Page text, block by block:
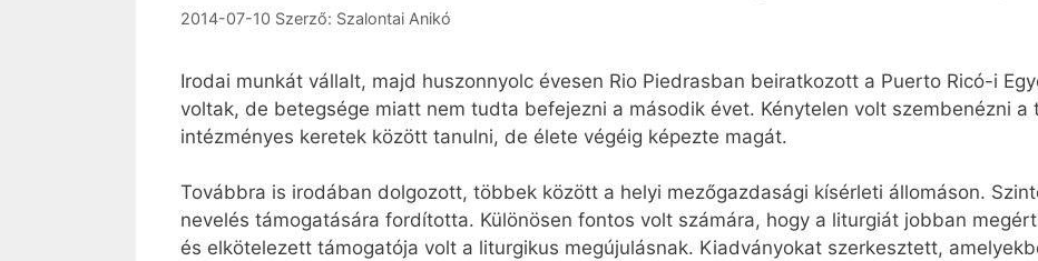
2014-07-10 Szerző: Szalontai Anikó
Irodai munkát vállalt, majd huszonnyolc évesen Rio Piedrasban beiratkozott a Puerto Ricó-i
voltak, de betegsége miatt nem tudta befejezni a második évet. Kénytelen volt szembenézni a
intézményes keretek között tanulni, de élete végéig képezte magát.
Továbbra is irodában dolgozott, többek között a helyi mezőgazdasági kísérleti állomáson.
nevelés támogatására fordította. Különösen fontos volt számára, hogy a liturgiát jobban
és elkötelezett támogatója volt a liturgikus megújulásnak. Kiadványokat szerkesztett,